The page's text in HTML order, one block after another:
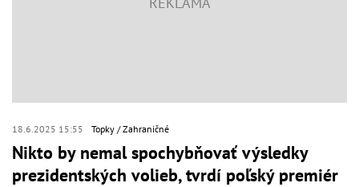
18.6.2025 15:55 Topky Zahraničné
Nikto by nemal spochybňovať výsledky
prezidentských volieb, tvrdí poľský premiér